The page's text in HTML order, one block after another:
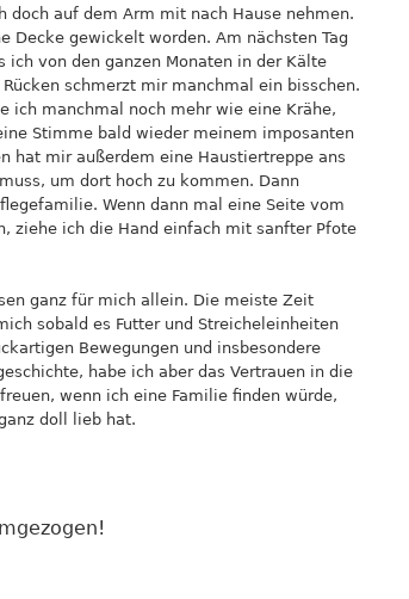
doch auf dem Arm mit nach Hause nehmen.
Decke gewickelt worden. Am nächsten Tag
von den ganzen Monaten in der Kälte
schmerzt mir manchmal ein bisschen.
ich manchmal noch mehr wie eine Krähe,
Stimme bald wieder meinem imposanten
hat mir außerdem eine Haustiertreppe ans
um dort hoch zu kommen. Dann
Wenn dann mal eine Seite vom
ziehe ich die Hand einfach mit sanfter Pfote
ganz für mich allein. Die meiste Zeit
sobald es Futter und Streicheleinheiten
Bewegungen und insbesondere
habe ich aber das Vertrauen in die
wenn ich eine Familie finden würde,
doll lieb hat.